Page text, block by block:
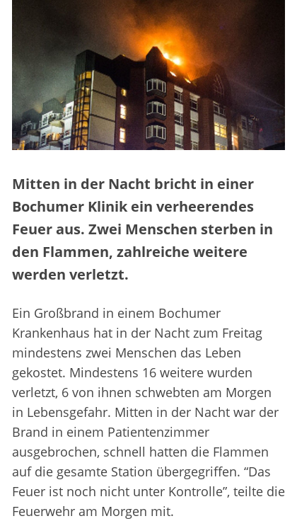
Mitten in der Nacht bricht in einer
Bochumer Klinik ein verheerendes
Feuer aus. Zwei Menschen sterben in
den Flammen, zahlreiche weitere
werden verletzt.
Ein Großbrand in einem Bochumer
Krankenhaus hat in der Nacht zum Freitag
mindestens zwei Menschen das Leben
gekostet. Mindestens 16 weitere wurden
verletzt, 6 von ihnen schwebten am Morgen
in Lebensgefahr. Mitten in der Nacht war der
Brand in einem Patientenzimmer
ausgebrochen, schnell hatten die Flammen
auf die gesamte Station übergegriffen. “Das
Feuer ist noch nicht unter Kontrolle”, teilte die
Feuerwehr am Morgen mit.